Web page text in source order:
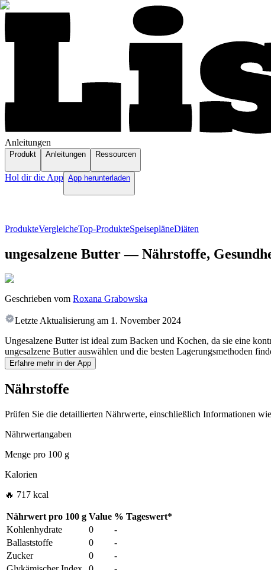
Anleitungen
Produkt Anleitungen Ressourcen
Hol dir die App App herunterladen
ProdukteVergleicheTop-ProdukteSpeisepläneDiäten
ungesalzene Butter — Nährstoffe,
Geschrieben vom Roxana Grabowska
Letzte Aktualisierung am 1. November 2024
Ungesalzene Butter ist ideal zum Backen und Kochen, da sie eine
ungesalzene Butter auswählen und die besten Lagerungsmethoden
Erfahre mehr in der App
Nährstoffe
Prüfen Sie die detaillierten Nährwerte, einschließlich Informationen
Nährwertangaben
Menge pro 100 g
Kalorien
🔥 717 kcal
Nährwert pro 100 g Value % Tageswert*
Kohlenhydrate
0
-
Ballaststoffe
0
-
Zucker
0
-